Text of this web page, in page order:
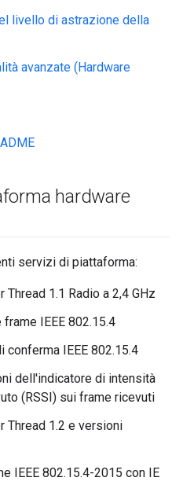
livello di astrazione della
avanzate (Hardware
hardware
servizi di piattaforma:
Thread 1.1 Radio a 2,4 GHz
IEEE 802.15.4
conferma IEEE 802.15.4
dell'indicatore di intensità
(RSSI) sui frame ricevuti
Thread 1.2 e versioni
IEEE 802.15.4-2015 con IE